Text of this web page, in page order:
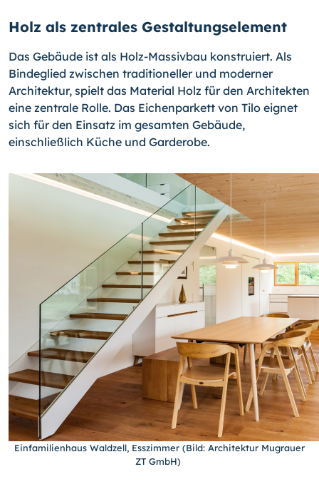
Holz als zentrales Gestaltungselement
Das Gebäude ist als Holz-Massivbau konstruiert. Als
Bindeglied zwischen traditioneller und moderner
Architektur, spielt das Material Holz für den Architekten
eine zentrale Rolle. Das Eichenparkett von Tilo eignet
sich für den Einsatz im gesamten Gebäude,
einschließlich Küche und Garderobe.
Einfamilienhaus Waldzell, Esszimmer (Bild: Architektur Mugrauer
ZT GmbH)